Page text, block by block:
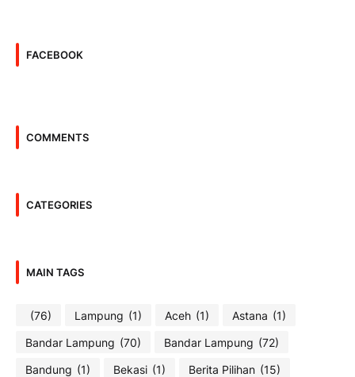
FACEBOOK
COMMENTS
CATEGORIES
MAIN TAGS
(76) Lampung (1) Aceh (1) Astana (1)
Bandar Lampung (70) Bandar Lampung (72)
Bandung (1) Bekasi (1) Berita Pilihan (15)